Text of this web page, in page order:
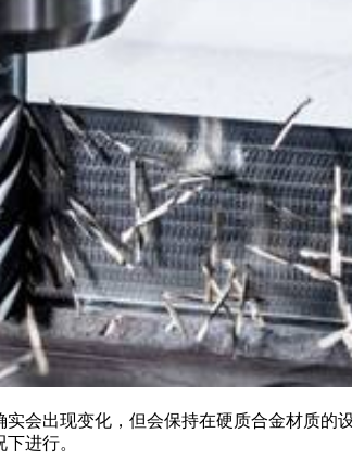
会出现变化，但会保持在硬质合金材质的设
进行。